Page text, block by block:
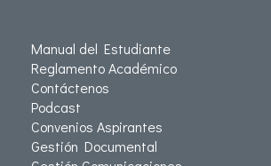
Manual del Estudiante
Reglamento Académico
Contáctenos
Podcast
Convenios Aspirantes
Gestión Documental